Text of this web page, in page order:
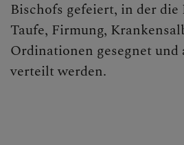
Bischofs gefeiert, in der
Taufe, Firmung,
Ordinationen gesegnet und
verteilt werden.